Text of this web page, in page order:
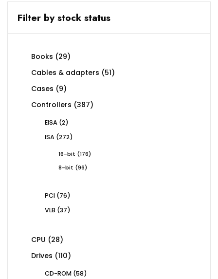
Filter by stock status
Books 2929
Cables & adapters 5151
Cases 99
products
Controllers 387387
EISA 22
ISA 272272
16-bit 176176
8-bit
9696
PCI 7676
VLB 3737
CPU 2828
products
Drives 110110
CD-ROM 5858